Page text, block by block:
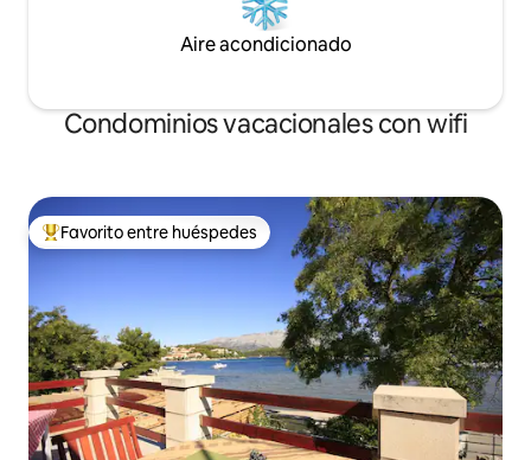
Aire acondicionado
Condominios vacacionales con wifi
Favorito entre huéspedes preferido
Favorito entre huéspedes